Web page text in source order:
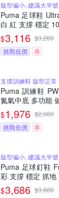
版型偏小, 建議大半號
Puma 足球鞋
白 紅 支撐 穩定
$3,116 $3,280
挑戰低價
券
支撐訓練鞋 版型正常
Puma 訓練鞋
氮氣中底 多功能
$1,976 $2,080
挑戰低價
券
版型偏小, 建議大半號
Puma 足球釘鞋
彩 支撐 穩定 抓地
$3,686 $3,880